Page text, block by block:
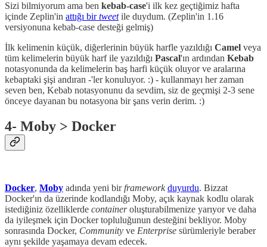
Sizi bilmiyorum ama ben kebab-case'i ilk kez geçtiğimiz hafta
içinde Zeplin'in attığı birtweetile duydum. (Zeplin'in 1.16
versiyonuna kebab-case desteği gelmiş)
İlk kelimenin küçük, diğerlerinin büyük harfle yazıldığı Camel veya
tüm kelimelerin büyük harf ile yazıldığı Pascal'ın ardından Kebab
notasyonunda da kelimelerin baş harfi küçük oluyor ve aralarına
kebaptaki şişi andıran -'ler konuluyor. :) - kullanmayı her zaman
seven ben, Kebab notasyonunu da sevdim, siz de geçmişi 2-3 sene
önceye dayanan bu notasyona bir şans verin derim. :)
4- Moby > Docker
Docker, Moby adında yeni birframework duyurdu. Bizzat
Docker'ın da üzerinde kodlandığı Moby, açık kaynak kodlu olarak
istediğiniz özelliklerde containeroluşturabilmenize yarıyor ve daha
da iyileşmek için Docker topluluğunun desteğini bekliyor. Moby
sonrasında Docker, Community ve Enterprise sürümleriyle beraber
aynı şekilde yaşamaya devam edecek.